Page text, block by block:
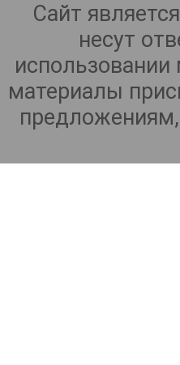
Сайт
несут
использовании
материалы